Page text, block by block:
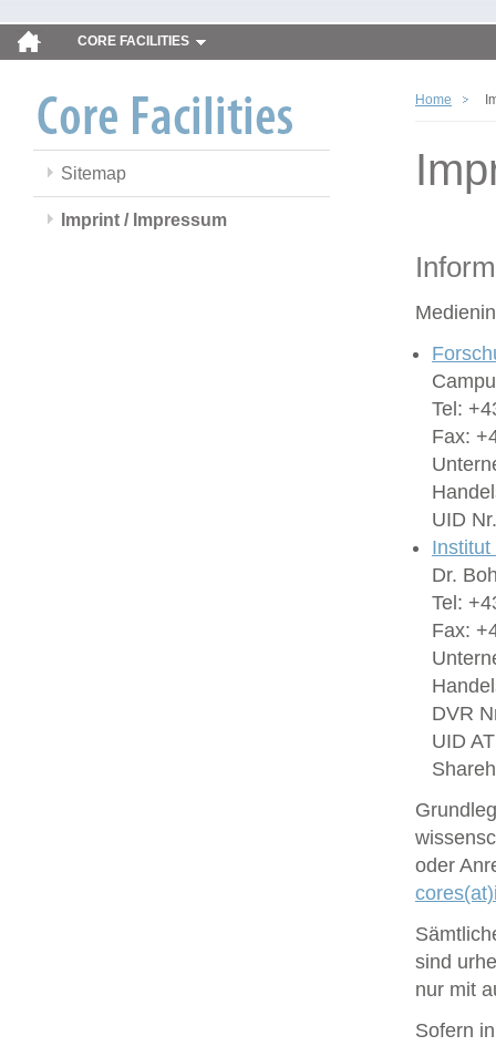
CORE FACILITIES
Sitemap
Imprint / Impressum
Home
Tel:
Fax:
UID
Dr.
Tel:
Fax:
DVR
UID
oder
sind
nur mit
Sofern